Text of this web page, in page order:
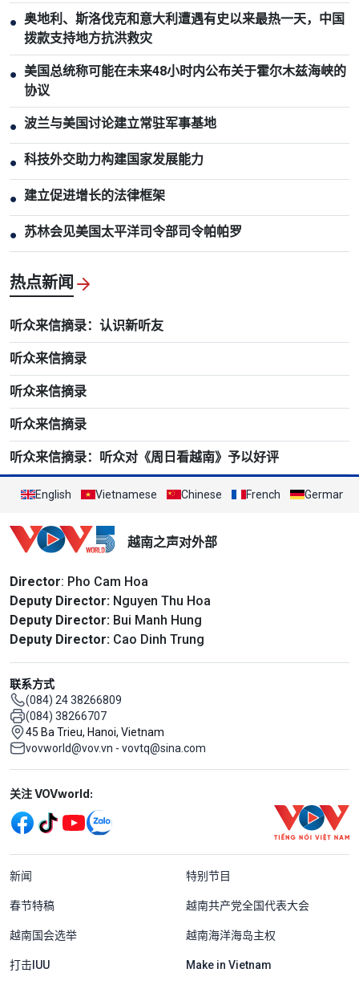
● 奥地利、斯洛伐克和意大利遭遇有史以来最热一天，中国
拨款支持地方抗洪救灾
● 美国总统称可能在未来48小时内公布关于霍尔木兹海峡的
协议
● 波兰与美国讨论建立常驻军事基地
● 科技外交助力构建国家发展能力
● 建立促进增长的法律框架
● 苏林会见美国太平洋司令部司令帕帕罗
热点新闻
听众来信摘录：认识新听友
听众来信摘录
听众来信摘录
听众来信摘录
听众来信摘录：听众对《周日看越南》予以好评
English Vietnamese Chinese French German
越南之声对外部
Director: Pho Cam Hoa
Deputy Director: Nguyen Thu Hoa
Deputy Director: Bui Manh Hung
Deputy Director: Cao Dinh Trung
联系方式
(084) 24 38266809
(084) 38266707
45 Ba Trieu, Hanoi, Vietnam
vovworld@vov.vn - vovtq@sina.com
Mạng xã hội
关注 VOVworld:
Menu footer tiếng Trung Quốc
新闻 特别节目
春节特稿 越南共产党全国代表大会
越南国会选举 越南海洋海岛主权
打击IUU Make in Vietnam